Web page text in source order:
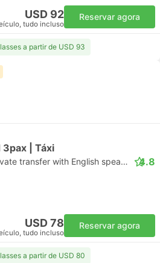
USD 92
tudo incluso
Reservar agora
a partir de USD 93
3pax | Táxi
Daytrip private transfer with English speaking driver 4.8
USD 78
tudo incluso
Reservar agora
a partir de USD 80